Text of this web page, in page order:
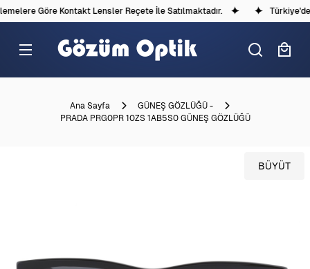
Göre Kontakt Lensler Reçete İle Satılmaktadır. Türkiye'deki
Ana Sayfa
GÜNEŞ GÖZLÜĞÜ -
PRADA PRG0PR 10ZS 1AB5S0 GÜNEŞ GÖZLÜĞÜ
BÜYÜT